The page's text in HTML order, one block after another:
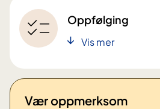
Oppfølging
Vis mer
Vær oppmerksom